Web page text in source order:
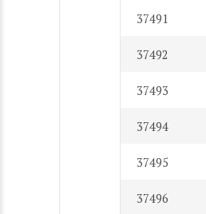
37491
37492
37493
37494
37495
37496